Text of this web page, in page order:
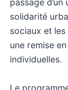
solidarité
sociaux et les
une remise
individuelles.
Le